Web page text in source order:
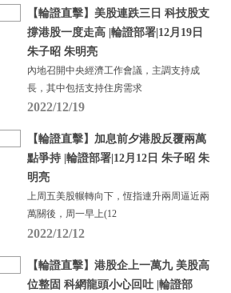
【輪證直擊】美股連跌三日 科技股支
撐港股一度走高 |輪證部署|12月19日
朱子昭 朱明亮
內地召開中央經濟工作會議，主調支持成
長，其中包括支持住房需求
2022/12/19
【輪證直擊】加息前夕港股反覆兩萬
點爭持 |輪證部署|12月12日 朱子昭 朱
明亮
上周五美股輾轉向下，恆指連升兩周逼近兩
萬關後，周一早上(12
2022/12/12
【輪證直擊】港股企上一萬九 美股高
位整固 科網龍頭小心回吐 |輪證部